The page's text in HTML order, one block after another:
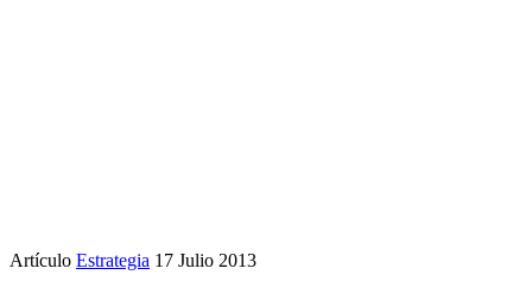
Artículo Estrategia 17 Julio 2013